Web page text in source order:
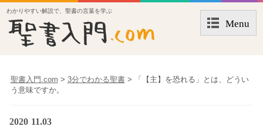
わかりやすい解説で、聖書の言葉を学ぶ
Menu
聖書入門.com > 3分でわかる聖書>
「【主】を恐れる」とは、どうい
う意味ですか。
2020 11.03